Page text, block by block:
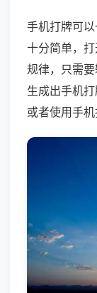
手机打牌可
十分简单，
规律，只需
生成出手机
或者使用手机